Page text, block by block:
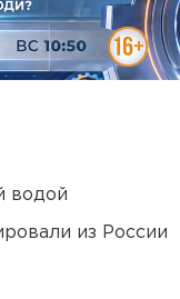
водой
из России